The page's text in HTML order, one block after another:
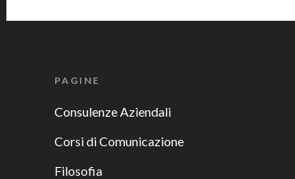
PAGINE
Consulenze Aziendali
Corsi di Comunicazione
Filosofia